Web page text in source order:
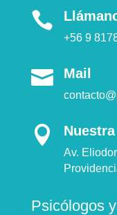

+56 9
 Mail

Av.
Psicólogos